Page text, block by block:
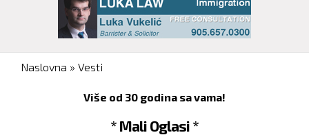
You are here
Naslovna » Vesti
Više od 30 godina sa vama!
* Mali Oglasi *